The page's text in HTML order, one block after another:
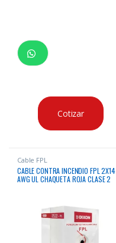
Cotizar
Cable FPL
CABLE CONTRA INCENDIO FPL 2X14
AWG UL CHAQUETA ROJA CLASE 2